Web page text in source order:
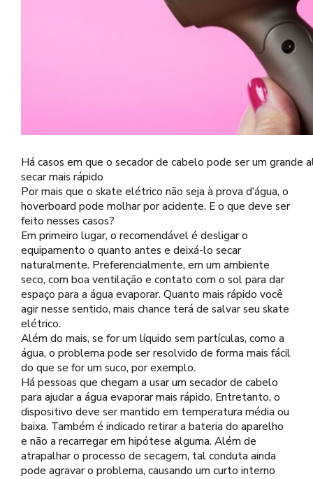
Há casos em que o secador de cabelo pode ser um grande
secar mais rápido
Por mais que o skate elétrico não seja à prova d’água, o
hoverboard pode molhar por acidente. E o que deve ser
feito nesses casos?
Em primeiro lugar, o recomendável é desligar o
equipamento o quanto antes e deixá-lo secar
naturalmente. Preferencialmente, em um ambiente
seco, com boa ventilação e contato com o sol para dar
espaço para a água evaporar. Quanto mais rápido você
agir nesse sentido, mais chance terá de salvar seu skate
elétrico.
Além do mais, se for um líquido sem partículas, como a
água, o problema pode ser resolvido de forma mais fácil
do que se for um suco, por exemplo.
Há pessoas que chegam a usar um secador de cabelo
para ajudar a água evaporar mais rápido. Entretanto, o
dispositivo deve ser mantido em temperatura média ou
baixa. Também é indicado retirar a bateria do aparelho
e não a recarregar em hipótese alguma. Além de
atrapalhar o processo de secagem, tal conduta ainda
pode agravar o problema, causando um curto interno